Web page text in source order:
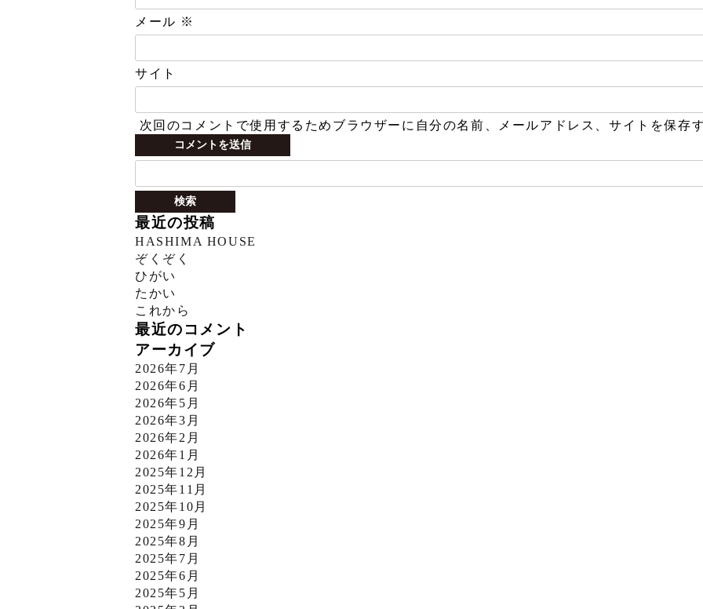
メール ※
サイト
次回のコメントで使用するためブラウザーに自分の名前、メールアドレス、サイトを保存
検
最近の投稿
HASHIMA HOUSE
ぞくぞく
ひがい
たかい
これから
最近のコメント
アーカイブ
2026年7月
2026年6月
2026年5月
2026年3月
2026年2月
2026年1月
2025年12月
2025年11月
2025年10月
2025年9月
2025年8月
2025年7月
2025年6月
2025年5月